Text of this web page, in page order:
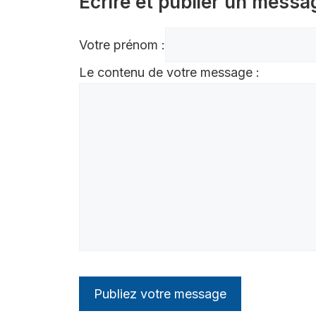
Votre prénom :
Le contenu de votre message :